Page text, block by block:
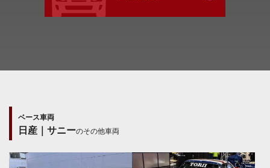
ベース車両
日産｜サニーのその他車両